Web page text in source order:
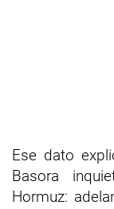
Ese dato
Basora
Hormuz: